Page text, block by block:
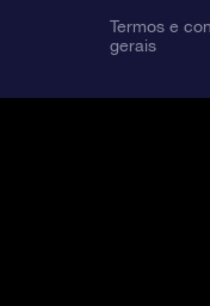
Termos e
gerais